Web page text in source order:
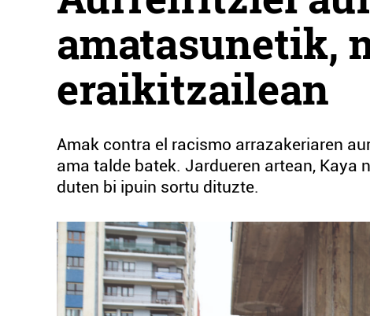
amatasunetik,
eraikitzailean
Amak contra el racismo arrazakeriaren
ama talde batek. Jardueren artean,
duten bi ipuin sortu dituzte.